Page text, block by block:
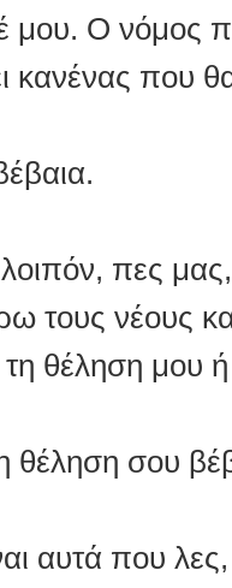
μου. Ο νόμος
κανένας που
πες μας,
τους νέους
τη θέληση μου
σου
αυτά που